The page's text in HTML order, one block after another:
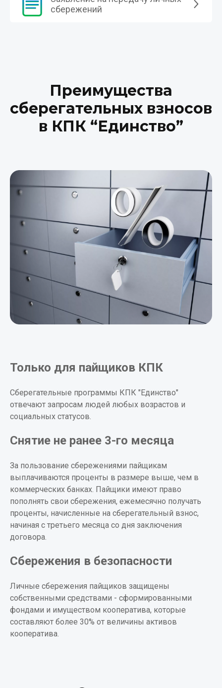
сбережений
Преимущества
сберегательных взносов
в КПК “Единство”
Только для пайщиков КПК
Сберегательные программы КПК "Единство"
отвечают запросам людей любых возрастов и
социальных статусов.
Снятие не ранее 3-го месяца
За пользование сбережениями пайщикам
выплачиваются проценты в размере выше, чем в
коммерческих банках. Пайщики имеют право
пополнять свои сбережения, ежемесячно получать
проценты, начисленные на сберегательный взнос,
начиная с третьего месяца со дня заключения
договора.
Сбережения в безопасности
Личные сбережения пайщиков защищены
собственными средствами - сформированными
фондами и имуществом кооператива, которые
составляют более 30% от величины активов
кооператива.